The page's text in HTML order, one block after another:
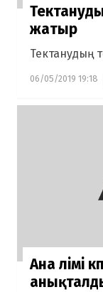
жатыр
Тектанудың
06/05/2019 19:18
Ана өлімі